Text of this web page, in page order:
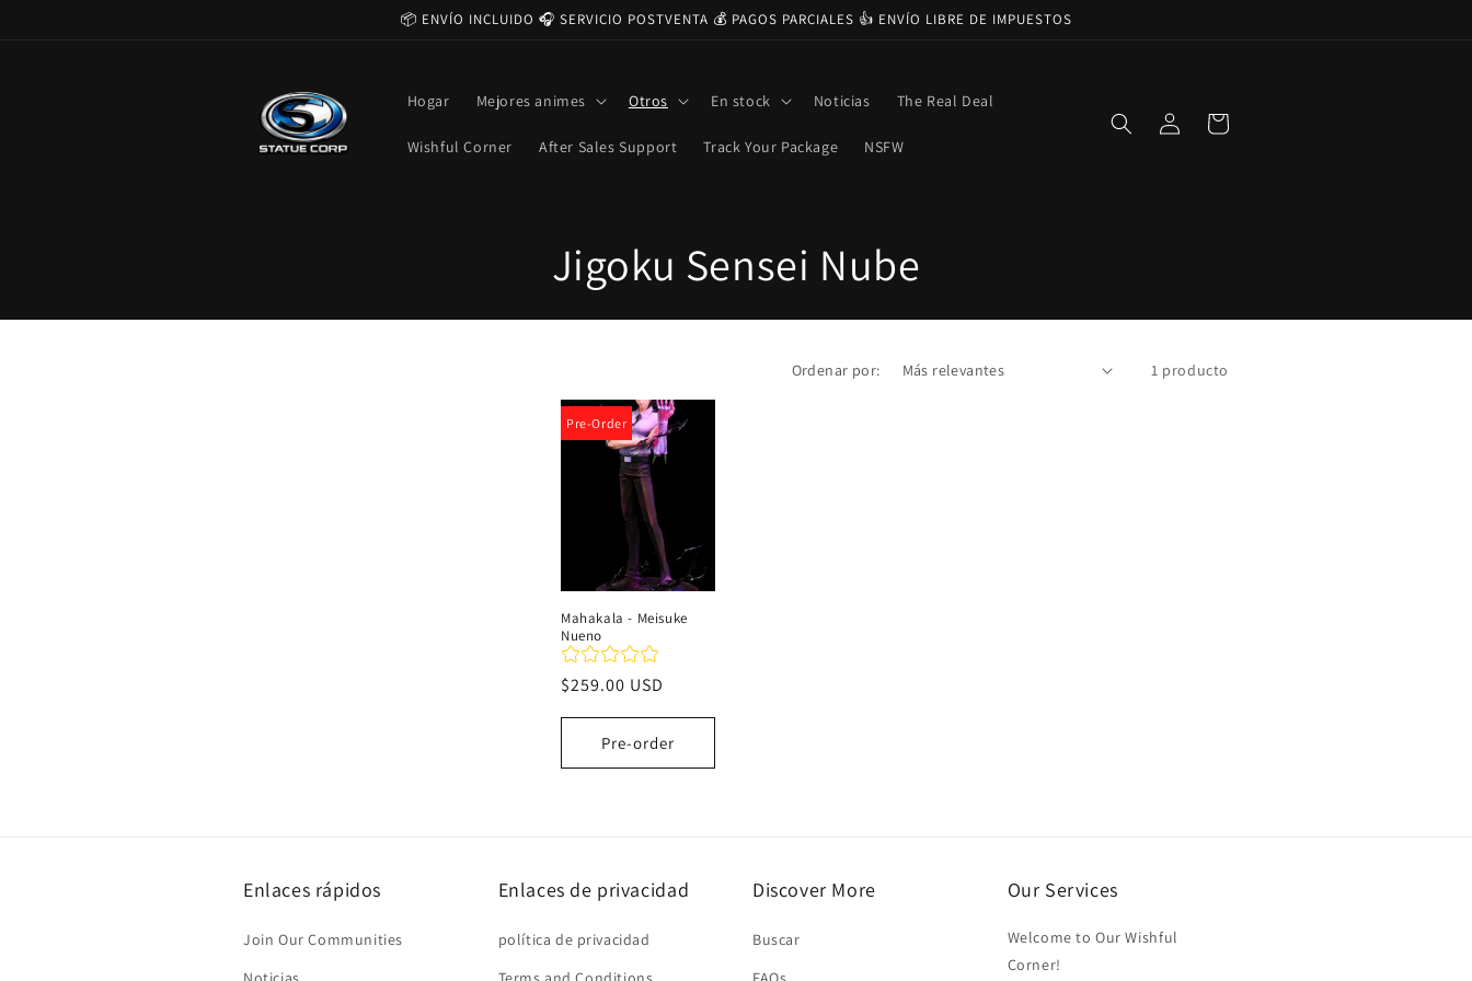
📦 ENVÍO INCLUIDO 🎧 SERVICIO POSTVENTA 💰 PAGOS PARCIALES 👍 ENVÍO LIBRE DE IMPUESTOS
Hogar Mejores animes Otros En stock Noticias The Real Deal
Wishful Corner After Sales Support Track Your Package NSFW
Iniciar
sesión
Carrito
C
o
e
i
ó
n
:
Jigoku Sensei Nube
Ordenar por: 1 producto
Pre-Order
Mahakala - Meisuke
Nueno
Precio
$259.00 USD
Pre-order
Enlaces rápidos
Join Our Communities
Enlaces de privacidad
política de privacidad
Discover More
Buscar
Our Services
Welcome to Our Wishful
Corner!